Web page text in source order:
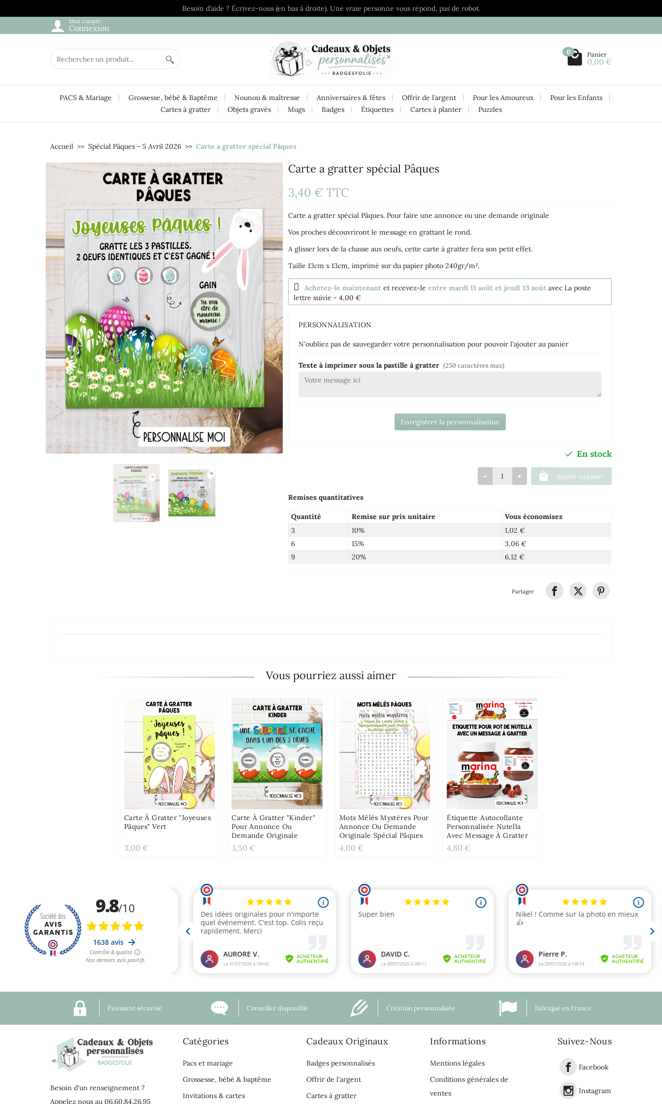
Besoin d’aide ? Écrivez-nous (en bas à droite). Une vraie personne vous répond, pas de robot.
Mon compte
Connexion
0 Panier
0,00 €
PACS & Mariage Grossesse, bébé & Baptême Nounou & maîtresse Anniversaires & fêtes Offrir de l’argent Pour les Amoureux
Pour les Enfants
Cartes à gratter
Objets gravés Mugs Badges Étiquettes Cartes à planter Puzzles
Accueil Spécial Pâques - 5 Avril 2026 Carte a gratter spécial Pâques
Carte a gratter spécial Pâques
3,40 €TTC
Carte a gratter spécial Pâques. Pour faire une annonce ou une demande originale
Vos proches découvriront le message en grattant le rond.
A glisser lors de la chasse aux oeufs, cette carte à gratter fera son petit effet.
Taille 13cm x 13cm, imprimé sur du papier photo 240gr/m².
Achetez-le maintenant et recevez-leentre mardi 11 août et jeudi 13 août avec La poste
lettre suivie - 4,00 €
PERSONNALISATION
N'oubliez pas de sauvegarder votre personnalisation pour pouvoir l'ajouter au panier
Texte à imprimer sous la pastille à gratter (250 caractères max)
Enregistrer la personnalisation
En stock
Ajouter au panier
Remises quantitatives
Quantité Remise sur prix unitaire
Vous économisez
3
10%
1,02 €
6
15%
3,06 €
9
20% 6,12 €
Partager
Vous pourriez aussi aimer
Carte À Gratter "Joyeuses
Pâques" Vert
3,00 €
Carte À Gratter "Kinder"
Pour Annonce Ou
Demande Originale
3,50 €
Mots Mêlés Mystères Pour
Annonce Ou Demande
Originale Spécial Pâques
4,00 €
Étiquette Autocollante
Personnalisée Nutella
Avec Message À Gratter
4,80 €
Paiement sécurisé Conseiller disponible Création personnalisée Fabriqué en France
Besoin d'un renseignement ?
Appelez nous au 06.60.84.26.95
Catégories
Pacs et mariage
Grossesse, bébé & baptême
Invitations & cartes
Cadeaux Originaux
Badges personnalisés
Offrir de l'argent
Cartes à gratter
Informations
Mentions légales
Conditions générales de
ventes
Suivez-Nous
Facebook
Instagram